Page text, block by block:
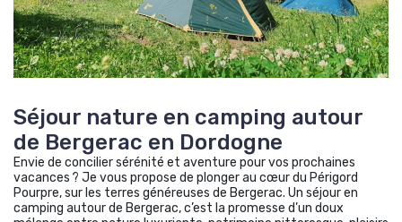
Séjour nature en camping autour
de Bergerac en Dordogne
Envie de concilier sérénité et aventure pour vos prochaines
vacances ? Je vous propose de plonger au cœur du Périgord
Pourpre, sur les terres généreuses de Bergerac. Un séjour en
camping autour de Bergerac, c’est la promesse d’un doux